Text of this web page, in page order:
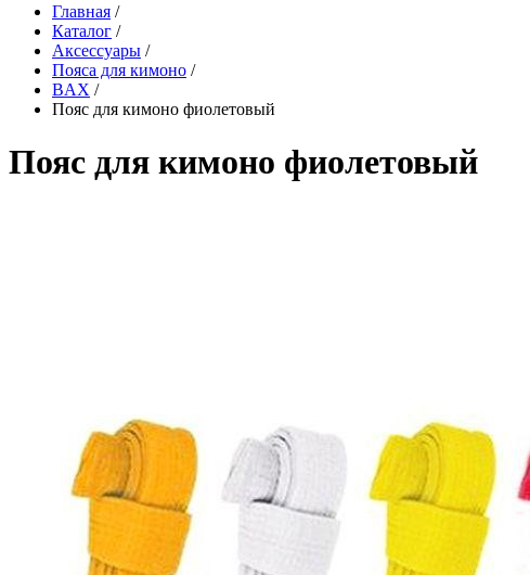
Главная /
Каталог /
Аксессуары /
Пояса для кимоно /
BAX /
Пояс для кимоно фиолетовый
Пояс для кимоно фиолетовый